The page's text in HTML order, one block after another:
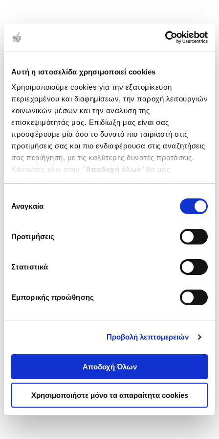
Αυτή η ιστοσελίδα χρησιμοποιεί cookies
Χρησιμοποιούμε cookies για την εξατομίκευση
περιεχομένου και διαφημίσεων, την παροχή λειτουργιών
κοινωνικών μέσων και την ανάλυση της
επισκεψιμότητάς μας. Επιδίωξη μας είναι σας
προσφέρουμε μία όσο το δυνατό πιο ταιριαστή στις
προτιμήσεις σας και πιο ενδιαφέρουσα στις αναζητήσεις
σας περιήγηση, με τις καλύτερες δυνατές προτάσεις.
Κάνοντας κλικ στην ‘’Αποδοχή όλων’’ θα μας
ενδιαφέρουν και να επιλέξετε από τα παρακάτω με την
΄΄και να ενημερωθείτε σχετικά με
συγκατάθεσης
Αναγκαία
Προτιμήσεις
Στατιστικά
Εμπορικής προώθησης
Προβολή λεπτομερειών
Αποδοχή Όλων
Χρησιμοποιήστε μόνο τα απαραίτητα cookies